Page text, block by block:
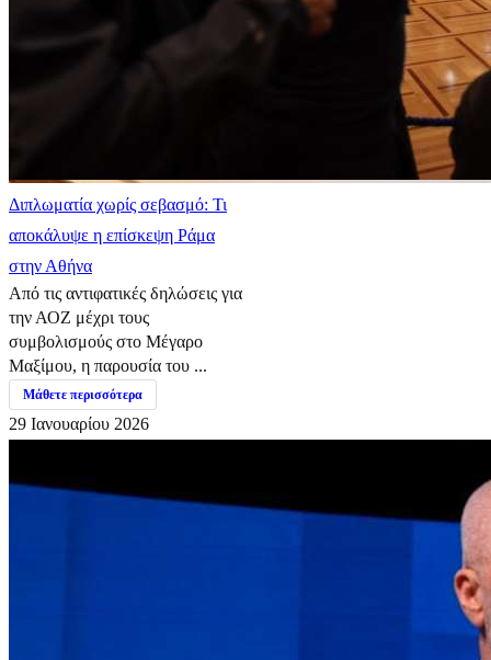
Διπλωματία χωρίς σεβασμό: Τι
αποκάλυψε η επίσκεψη Ράμα
στην Αθήνα
Από τις αντιφατικές δηλώσεις για
την ΑΟΖ μέχρι τους
συμβολισμούς στο Μέγαρο
Μαξίμου, η παρουσία του ...
Μάθετε περισσότερα
29 Ιανουαρίου 2026